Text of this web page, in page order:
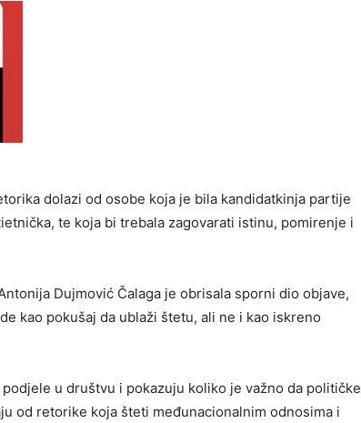
dolazi od osobe koja je bila kandidatkinja partije
te koja bi trebala zagovarati istinu, pomirenje i
Dujmović Čalaga je obrisala sporni dio objave,
kao pokušaj da ublaži štetu, ali ne i kao iskreno
u društvu i pokazuju koliko je važno da političke
od retorike koja šteti međunacionalnim odnosima i